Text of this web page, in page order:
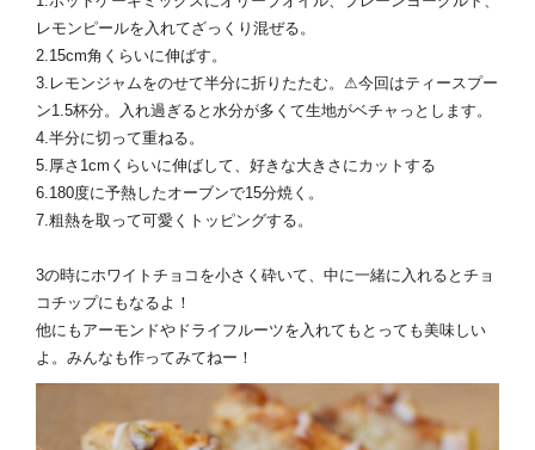
レモンピールを入れてざっくり混ぜる。
2.15cm角くらいに伸ばす。
3.レモンジャムをのせて半分に折りたたむ。⚠︎今回はティースプー
ン1.5杯分。
入れ過ぎると水分が多くて生地がベチャっとします。
4.半分に切って重ねる。
5.厚さ1cmくらいに伸ばして、好きな大きさにカットする
6.180度に予熱したオーブンで15分焼く。
7.粗熱を取って可愛くトッピングする。
3の時にホワイトチョコを小さく砕いて、 中に一緒に入れるとチョ
コチップにもなるよ！
他にもアーモンドやドライフルーツを入れてもとっても美味しい
よ 。みんなも作ってみてねー！